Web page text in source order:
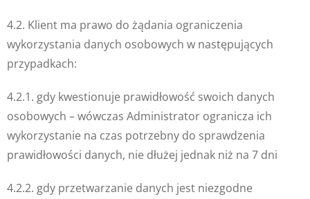
4.2. Klient ma prawo do żądania ograniczenia
wykorzystania danych osobowych w następujących
przypadkach:
4.2.1. gdy kwestionuje prawidłowość swoich danych
osobowych – wówczas Administrator ogranicza ich
wykorzystanie na czas potrzebny do sprawdzenia
prawidłowości danych, nie dłużej jednak niż na 7 dni
4.2.2. gdy przetwarzanie danych jest niezgodne